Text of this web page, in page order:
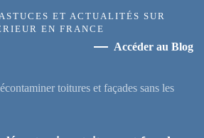
ET ACTUALITÉS SUR
EN FRANCE
Accéder au Blog